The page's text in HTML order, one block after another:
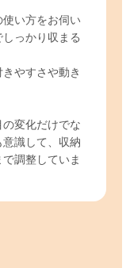
い方をお伺い
っかり収まる
やすさや動き
変化だけでな
識して、収納
調整していま